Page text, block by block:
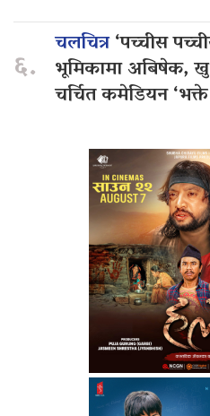
६.
चलचित्र‘पच्चीस
भूमिकामा अबिषेक,
चर्चित कमेडियन